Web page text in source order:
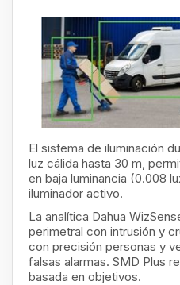
El sistema de iluminación
luz cálida hasta 30 m,
en baja luminancia (0.008
iluminador activo.
La analítica Dahua
perimetral con intrusión y
con precisión personas y
falsas alarmas. SMD Plus
basada en objetivos.